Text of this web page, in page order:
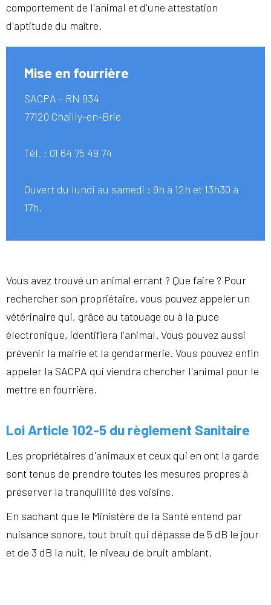
Mise en fourrière
SACPA - RN 934
77120 Chailly-en-Brie
Tél. : 01 64 75 49 74
Ouvert du lundi au samedi : 9h à 12h et 13h30 à
17h.
comportement de l'animal et d'une attestation
d'aptitude du maître.
Vous avez trouvé un animal errant ? Que faire ? Pour
rechercher son propriétaire, vous pouvez appeler un
vétérinaire qui, grâce au tatouage ou à la puce
électronique, identifiera l'animal. Vous pouvez aussi
prévenir la mairie et la gendarmerie. Vous pouvez enfin
appeler la SACPA qui viendra chercher l'animal pour le
mettre en fourrière.
Loi Article 102-5 du règlement Sanitaire
Les propriétaires d'animaux et ceux qui en ont la garde
sont tenus de prendre toutes les mesures propres à
préserver la tranquillité des voisins.
En sachant que le Ministère de la Santé entend par
nuisance sonore, tout bruit qui dépasse de 5 dB le jour
et de 3 dB la nuit, le niveau de bruit ambiant.